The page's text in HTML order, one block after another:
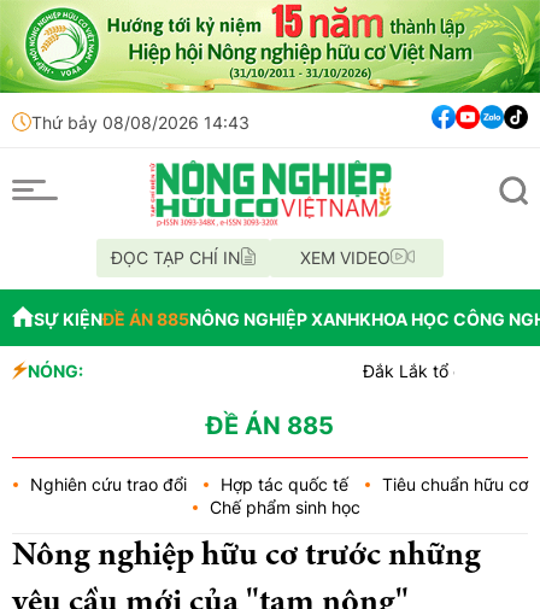
Thứ bảy 08/08/2026 14:43
ĐỌC TẠP CHÍ IN XEM VIDEO
SỰ KIỆNĐỀ ÁN 885NÔNG NGHIỆP XANHKHOA HỌC CÔNG
NÓNG:
Đắk Lắk tổ chức diễu hành xe
Tổ chức lấy mẫu AND 70 hài cốt
ĐỀ ÁN 885
Nghiên cứu trao đổi Hợp tác quốc tế
Tiêu chuẩn hữu cơ
Chế phẩm sinh học
Nông nghiệp hữu cơ trước những